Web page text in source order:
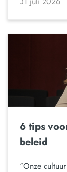
6 tips
beleid
“Onze